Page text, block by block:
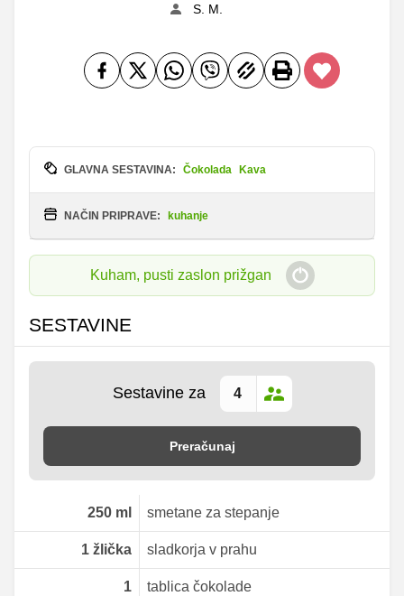
S. M.
GLAVNA SESTAVINA: Čokolada Kava
NAČIN PRIPRAVE: kuhanje
Kuham, pusti zaslon prižgan
SESTAVINE
Sestavine za
Preračunaj
250ml smetane za stepanje
1žlička sladkorja v prahu
1 tablica čokolade